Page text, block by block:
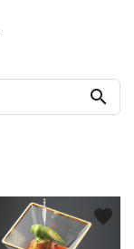
search
favorite